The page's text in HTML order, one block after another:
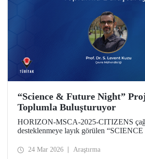
“Science & Future Night”
Toplumla Buluşturuyor
HORIZON-MSCA-2025-CITIZENS
desteklenmeye layık görülen
akademisyenimiz Prof. Dr. Levent Kuzu
24 Mar 2026 Araştırma